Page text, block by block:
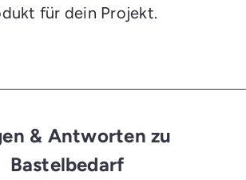
g für dein Projekt.
& Antworten zu
Bastelbedarf